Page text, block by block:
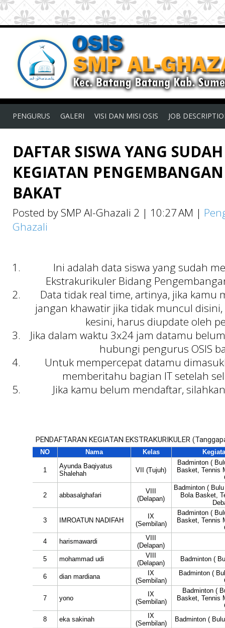
PENGURUS GALERI VISI DAN MISI OSIS JOB
DAFTAR SISWA YANG
KEGIATAN
BAKAT
Posted by SMP Al-Ghazali 2 | 10:27 AM |
Ghazali
Ini adalah data siswa yang sudah
Ekstrakurikuler Bidang
Data tidak real time, artinya, jika kamu
jangan khawatir jika tidak muncul
kesini, harus diupdate oleh
Jika dalam waktu 3x24 jam datamu
hubungi pengurus OSIS
Untuk mempercepat datamu
memberitahu bagian IT setelah
Jika kamu belum mendaftar,